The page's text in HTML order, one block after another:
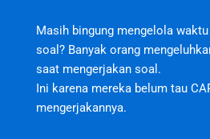
Masih bingung mengelola
soal? Banyak orang
saat mengerjakan soal.
Ini karena mereka belum tau
mengerjakannya.